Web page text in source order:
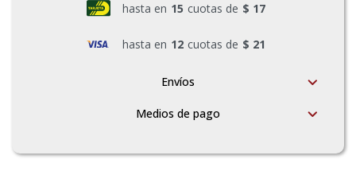
hasta en 15 cuotas de $ 17
hasta en 12 cuotas de $ 21
Envíos
Medios de pago